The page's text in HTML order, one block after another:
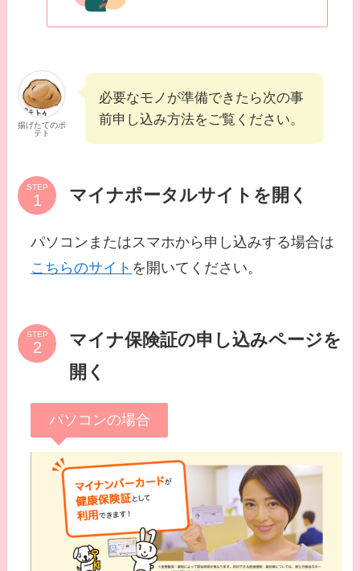
揚げたてのポ
テト
必要なモノが準備できたら次の事
前申し込み方法をご覧ください。
STEP マイナポータルサイトを開く
パソコンまたはスマホから申し込みする場合は
こちらのサイト を開いてください。
STEP
マイナ保険証の申し込みページを
開く
パソコンの場合